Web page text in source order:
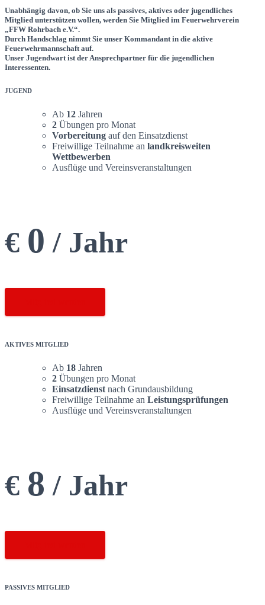
Unabhängig davon, ob Sie uns als passives, aktives oder jugendliches
Mitglied unterstützen wollen, werden Sie Mitglied im Feuerwehrverein
„FFW Rohrbach e.V.“.
Durch Handschlag nimmt Sie unser Kommandant in die aktive
Feuerwehrmannschaft auf.
Unser Jugendwart ist der Ansprechpartner für die jugendlichen
Interessenten.
JUGEND
Ab 12 Jahren
2 Übungen pro Monat
Vorbereitung auf den Einsatzdienst
Freiwillige Teilnahme an landkreisweiten
Wettbewerben
Ausflüge und Vereinsveranstaltungen
€ 0 / Jahr
AKTIVES MITGLIED
Ab 18 Jahren
2 Übungen pro Monat
Einsatzdienst nach Grundausbildung
Freiwillige Teilnahme an Leistungsprüfungen
Ausflüge und Vereinsveranstaltungen
€ 8 / Jahr
PASSIVES MITGLIED